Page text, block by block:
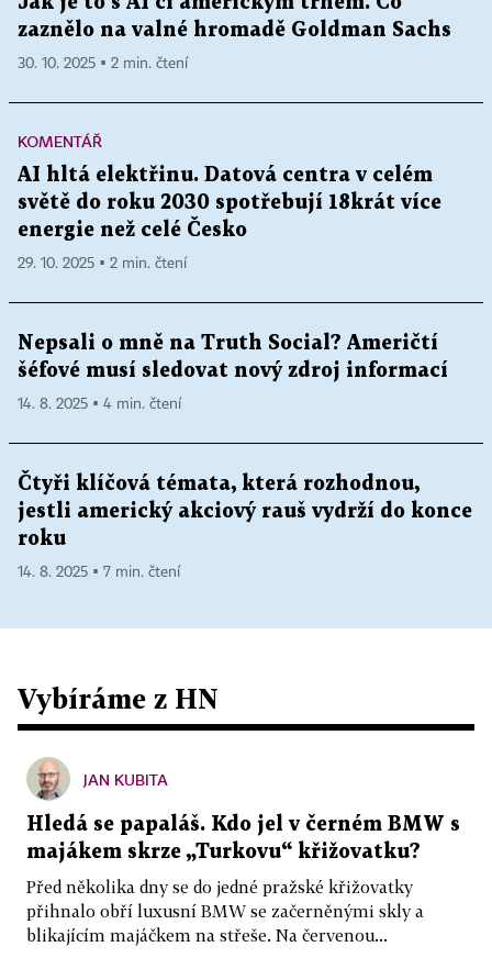
zaznělo na valné hromadě Goldman Sachs
30. 10. 2025 ▪ 2 min. čtení
KOMENTÁŘ
AI hltá elektřinu. Datová centra v celém
světě do roku 2030 spotřebují 18krát více
energie než celé Česko
29. 10. 2025 ▪ 2 min. čtení
Nepsali o mně na Truth Social? Američtí
šéfové musí sledovat nový zdroj informací
14. 8. 2025 ▪ 4 min. čtení
Čtyři klíčová témata, která rozhodnou,
jestli americký akciový rauš vydrží do konce
roku
14. 8. 2025 ▪ 7 min. čtení
Vybíráme z HN
JAN KUBITA
Hledá se papaláš. Kdo jel v černém BMW s
majákem skrze „Turkovu“ křižovatku?
Před několika dny se do jedné pražské křižovatky
přihnalo obří luxusní BMW se začerněnými skly a
blikajícím majáčkem na střeše. Na červenou...